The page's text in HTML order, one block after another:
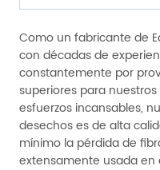
Como un fabricante de
con décadas de
constantemente por
superiores para
esfuerzos incansables,
desechos es de alta
mínimo la pérdida de
extensamente usada en